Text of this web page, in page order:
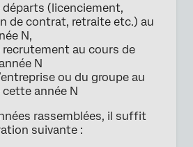
départs (licenciement,
de contrat, retraite etc.) au
N,
recrutement au cours de
N
ou du groupe au
cette année N
rassemblées, il suffit
suivante :